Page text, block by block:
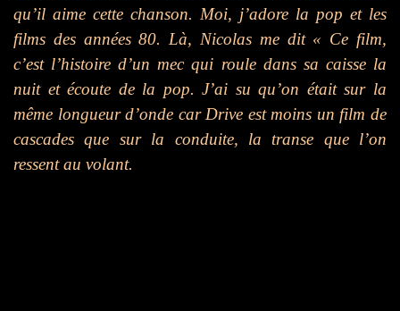
qu’il aime cette chanson. Moi, j’adore la pop et les
films des années 80. Là, Nicolas me dit « Ce film,
c’est l’histoire d’un mec qui roule dans sa caisse la
nuit et écoute de la pop. J’ai su qu’on était sur la
même longueur d’onde car Drive est moins un film de
cascades que sur la conduite, la transe que l’on
ressent au volant.